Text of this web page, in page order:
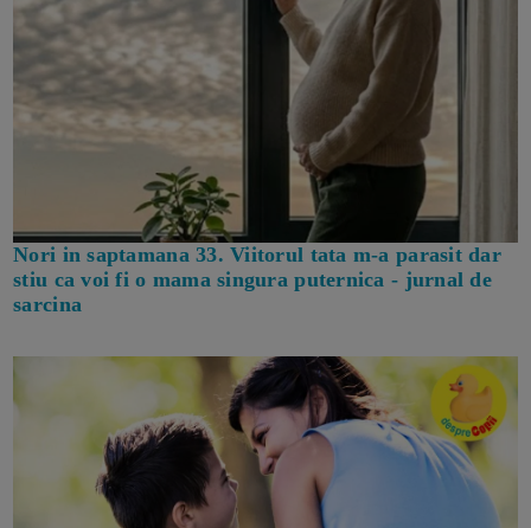
Nori in saptamana 33. Viitorul tata m-a parasit dar
stiu ca voi fi o mama singura puternica - jurnal de
sarcina